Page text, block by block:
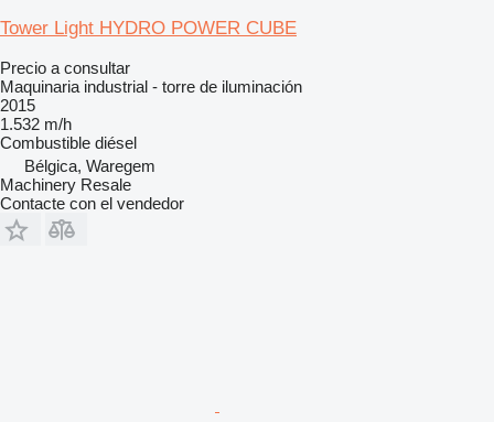
Tower Light HYDRO POWER CUBE
Precio a consultar
Maquinaria industrial - torre de iluminación
2015
1.532 m/h
Combustible diésel
Bélgica, Waregem
Machinery Resale
Contacte con el vendedor